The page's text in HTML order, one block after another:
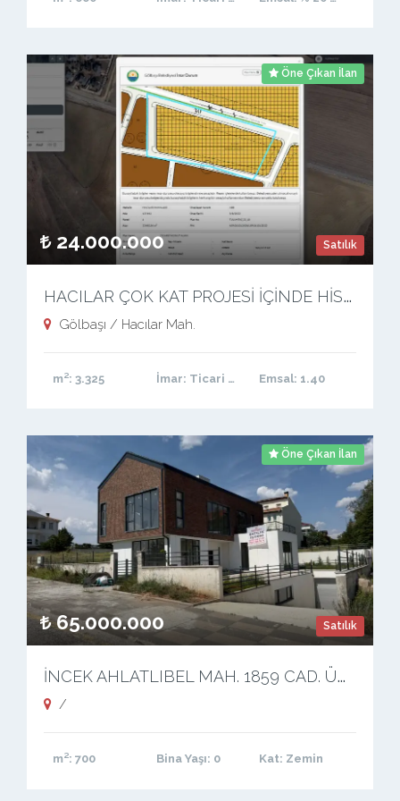
Öne Çıkan İlan
Satılık
24.000.000
H
ACILAR ÇOK KAT PROJESİ İÇİNDE HİSSELİ ARSA
Gölbaşı / Hacılar Mah.
m²: 3.325 İmar: Ticari Konut Emsal: 1.40
Öne Çıkan İlan
Satılık
65.000.000
İ
NCEK AHLATLIBEL MAH. 1859 CAD. ÜZERİ KOMPE SATILIK BİNA
/
m²: 700 Bina Yaşı: 0 Kat: Zemin